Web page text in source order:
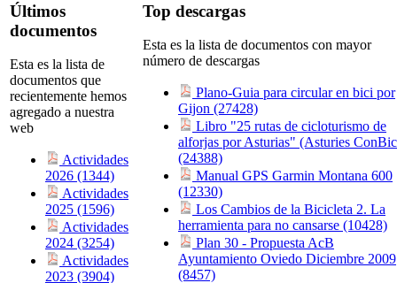
Últimos
documentos
Esta es la lista de
documentos que
recientemente hemos
agregado a nuestra
web
Actividades
2026 (1344)
Actividades
2025 (1596)
Actividades
2024 (3254)
Actividades
2023 (3904)
Top descargas
Esta es la lista de documentos con mayor
número de descargas
Plano-Guia para circular en bici por
Gijon (27428)
Libro "25 rutas de cicloturismo de
alforjas por Asturias" (Asturies
(24388)
Manual GPS Garmin Montana 600
(12330)
Los Cambios de la Bicicleta 2. La
herramienta para no cansarse (10428)
Plan 30 - Propuesta AcB
Ayuntamiento Oviedo Diciembre 2009
(8457)